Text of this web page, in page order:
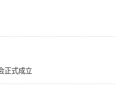
正式成立